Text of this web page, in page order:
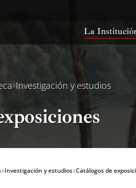
La
Investigación y estudios
Investigación y estudios Catálogos de